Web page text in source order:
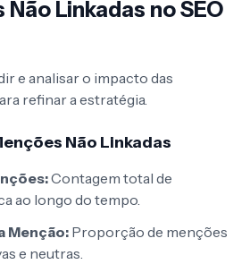
Linkadas no SEO
e analisar o impacto das
refinar a estratégia.
Não Linkadas
Contagem total de
ao longo do tempo.
Menção: Proporção de menções
e neutras.